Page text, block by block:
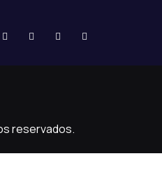
reservados.